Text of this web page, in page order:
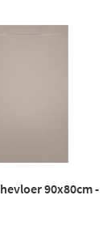
90x80cm -